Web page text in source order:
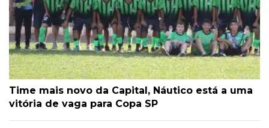
Time mais novo da Capital, Náutico está a uma
vitória de vaga para Copa SP